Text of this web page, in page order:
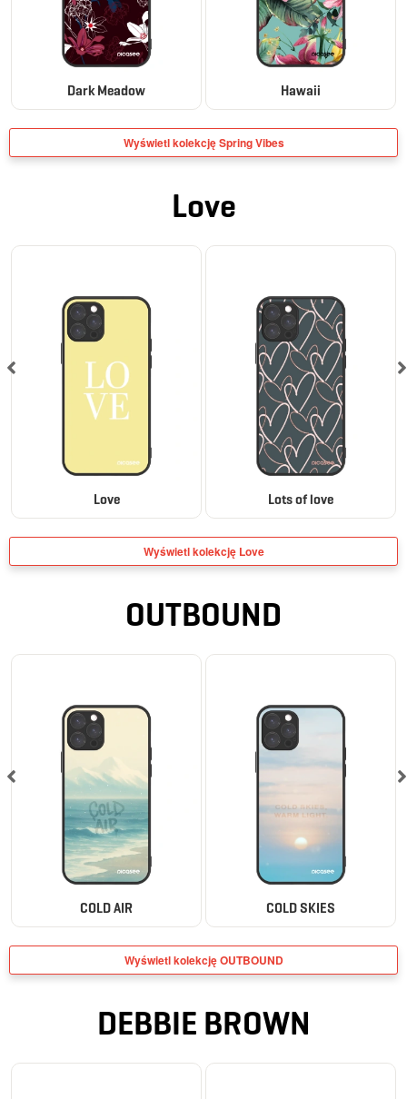
Dark Meadow Hawaii
Wyświetl kolekcję Spring Vibes
Love
Love Lots of love
Wyświetl kolekcję Love
OUTBOUND
COLD AIR COLD SKIES
Wyświetl kolekcję OUTBOUND
DEBBIE BROWN